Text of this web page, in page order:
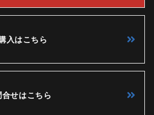
入はこちら
合せはこちら